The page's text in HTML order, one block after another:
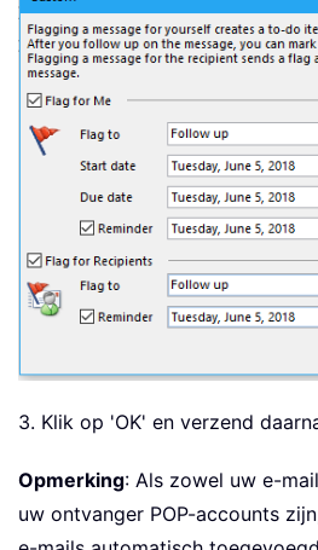
3. Klik op 'OK' en verzend
Opmerking: Als zowel uw e-
uw ontvanger POP-accounts